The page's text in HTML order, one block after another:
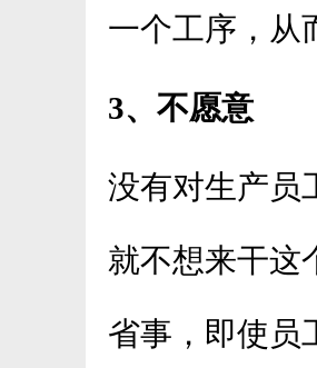
一个工序，从
3、不愿意
没有对生产员
就不想来干这
省事，即使员